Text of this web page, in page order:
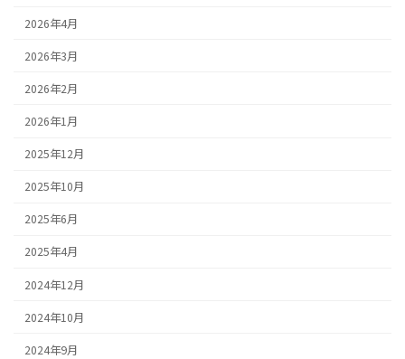
2026年4月
2026年3月
2026年2月
2026年1月
2025年12月
2025年10月
2025年6月
2025年4月
2024年12月
2024年10月
2024年9月